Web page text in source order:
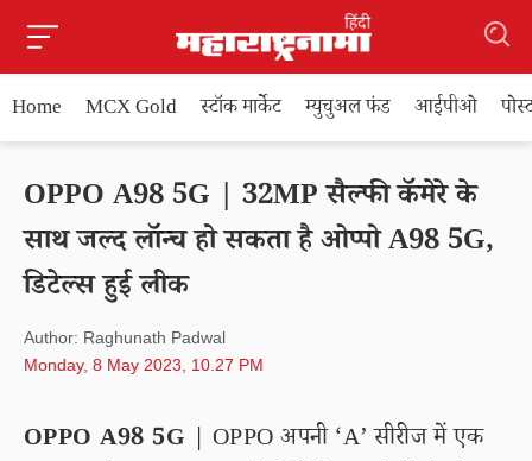
Home MCX Gold स्टॉक मार्केट म्युचुअल फंड आईपीओ
OPPO A98 5G | 32MP सैल्फी कॅमेरे के
साथ जल्द लॉन्च हो सकता है ओप्पो A98 5G,
डिटेल्स हुई लीक
Author: Raghunath Padwal
Monday, 8 May 2023, 10.27 PM
OPPO A98 5G | OPPO अपनी ‘A’ सीरीज में एक